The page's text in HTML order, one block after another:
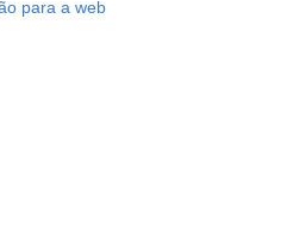
para a web